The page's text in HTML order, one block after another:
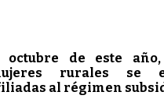
octubre de este año,
rurales se
al régimen